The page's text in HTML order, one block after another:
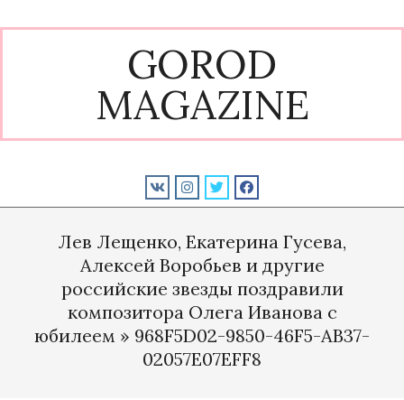
to
GOROD
MAGAZINE
NavigationЛев Лещенко, Екатерина Гусева,
Алексей Воробьев и другие
российские звезды поздравили
композитора Олега Иванова с
юбилеем » 968F5D02-9850-46F5-AB37-
02057E07EFF8